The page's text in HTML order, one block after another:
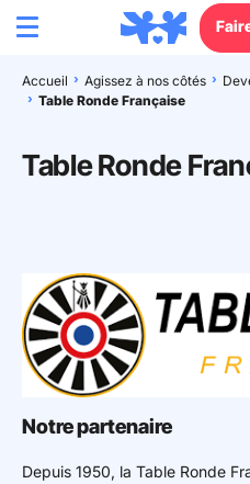
Aller à la recherche
Aller au pied de page
Nous
Actions en
Agissez à
Les
Accueil Agissez à nos côtés
Table Ronde Française
Table Ronde
Notre partenaire
Depuis 1950, la Table Ronde